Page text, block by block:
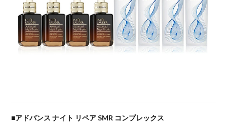
■アドバンス ナイト リペア SMR コンプレックス